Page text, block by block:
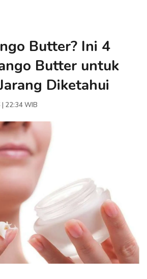
Butter? Ini 4
Butter untuk
Diketahui
| 22:34 WIB